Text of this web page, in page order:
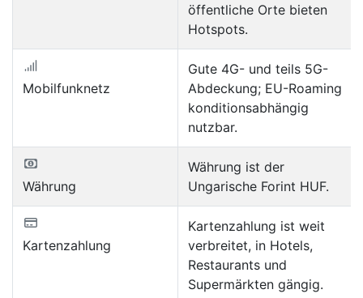
öffentliche Orte bieten
Hotspots.
Mobilfunknetz
Gute 4G- und teils 5G-
Abdeckung; EU-Roaming
konditionsabhängig
nutzbar.
Währung
Währung ist der
Ungarische Forint HUF.
Kartenzahlung
Kartenzahlung ist weit
verbreitet, in Hotels,
Restaurants und
Supermärkten gängig.